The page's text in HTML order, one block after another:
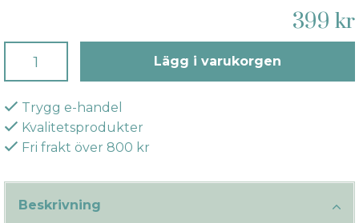
399 kr
Lägg i varukorgen
Trygg e-handel
Kvalitetsprodukter
Fri frakt över 800 kr
Beskrivning